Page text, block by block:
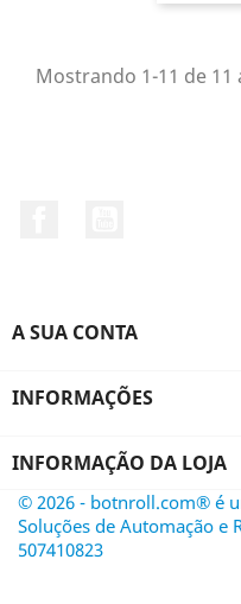
Mostrando 1-11 de 11
A SUA CONTA
INFORMAÇÕES
INFORMAÇÃO DA LOJA
© 2026 - botnroll.com® é
Soluções de Automação e
507410823